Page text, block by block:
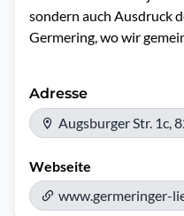
sondern auch Ausdruck
Germering, wo wir
Adresse
Augsburger Str. 1c,
Webseite
www.germeringer-